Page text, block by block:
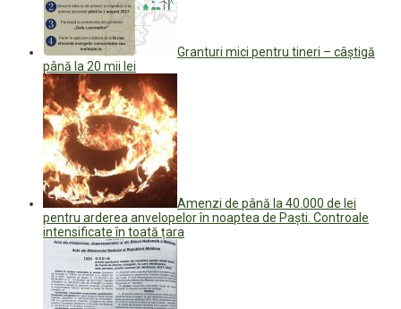
Granturi mici pentru tineri – câștigă
până la 20 mii lei
Amenzi de până la 40.000 de lei
pentru arderea anvelopelor în noaptea de Paști. Controale
intensificate în toată țara